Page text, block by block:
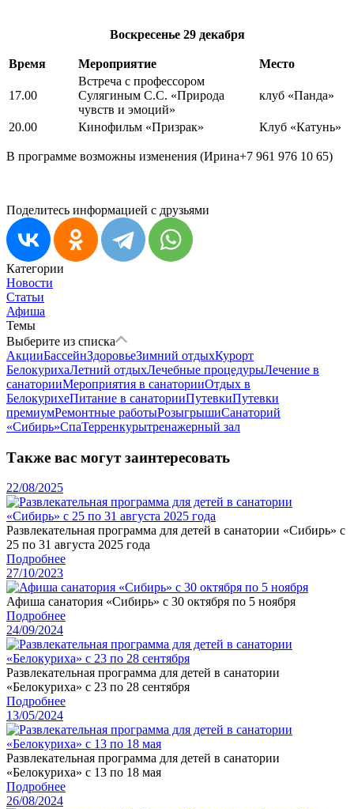
Воскресенье 29 декабря
Время Мероприятие Место
17.00
Встреча с профессором
Сулягиным С.С. «Природа
чувств и эмоций»
клуб «Панда»
20.00 Кинофильм «Призрак» Клуб «Катунь»
В программе возможны изменения (Ирина+7 961 976 10 65)
Поделитесь информацией с друзьями
Категории
Новости
Статьи
Афиша
Темы
Выберите из списка
АкцииБассейнЗдоровьеЗимний отдыхКурорт
БелокурихаЛетний отдыхЛечебные процедурыЛечение в
санаторииМероприятия в санаторииОтдых в
БелокурихеПитание в санаторииПутевкиПутевки
премиумРемонтные работыРозыгрышиСанаторий
«Сибирь»СпаТерренкурытренажерный зал
Также вас могут заинтересовать
22/08/2025
Развлекательная программа для детей в санатории «Сибирь» с
25 по 31 августа 2025 года
Подробнее
27/10/2023
Афиша санатория «Сибирь» с 30 октября по 5 ноября
Подробнее
24/09/2024
Развлекательная программа для детей в санатории
«Белокуриха» с 23 по 28 сентября
Подробнее
13/05/2024
Развлекательная программа для детей в санатории
«Белокуриха» с 13 по 18 мая
Подробнее
26/08/2024